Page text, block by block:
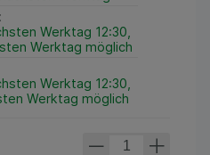
:
Werktag 12:30,
Werktag möglich
Werktag 12:30,
Werktag möglich